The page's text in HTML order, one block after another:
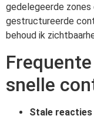
gedelegeerde zones
gestructureerde
behoud ik
snelle
Stale reacties